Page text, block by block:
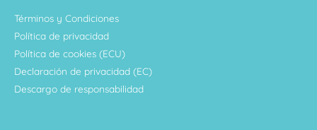
Términos y Condiciones
Política de privacidad
Política de cookies (ECU)
Declaración de privacidad (EC)
Descargo de responsabilidad